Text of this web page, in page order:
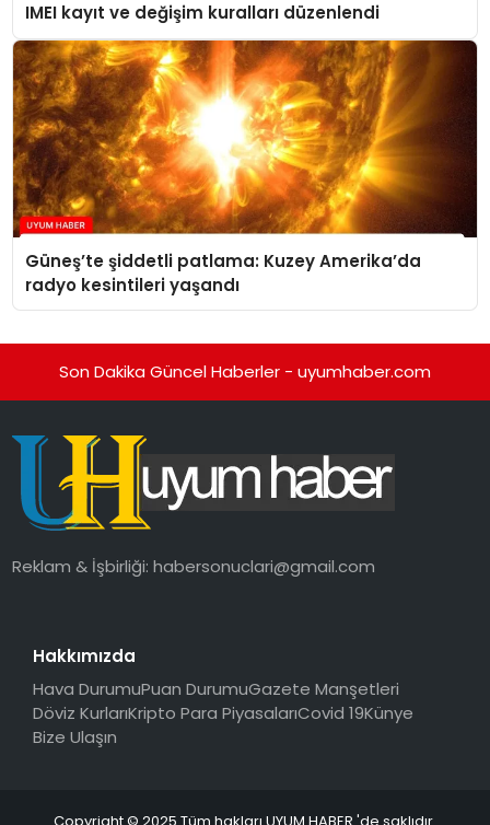
IMEI kayıt ve değişim kuralları düzenlendi
Güneş’te şiddetli patlama: Kuzey Amerika’da
radyo kesintileri yaşandı
Son Dakika Güncel Haberler - uyumhaber.com
Reklam & İşbirliği:habersonuclari@gmail.com
Hakkımızda
Hava DurumuPuan DurumuGazete Manşetleri
Döviz KurlarıKripto Para PiyasalarıCovid 19Künye
Bize Ulaşın